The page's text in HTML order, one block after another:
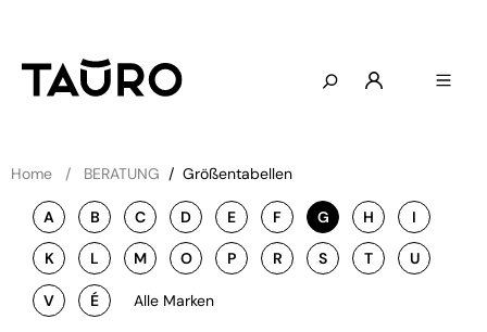
Home BERATUNG / Größentabellen
A B C D E F G H I
K L M O P R S T U
V É Alle Marken